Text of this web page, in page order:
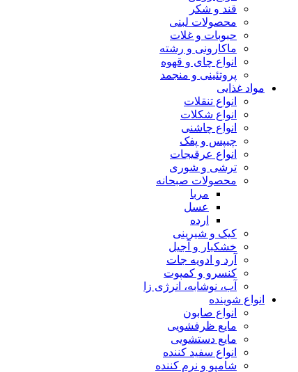
قند و شکر
محصولات لبنی
حبوبات و غلات
ماکارونی و رشته
انواع چای و قهوه
پروتئینی و منجمد
مواد غذایی
انواع تنقلات
انواع شکلات
انواع چاشنی
چیپس و پفک
انواع عرقیجات
ترشی و شوری
محصولات صبحانه
مربا
عسل
ارده
کیک و شیرینی
خشکبار و آجیل
آرد و ادویه جات
کنسرو و کمپوت
آب، نوشابه، انرژی زا
انواع شوینده
انواع صابون
مایع ظرفشویی
مایع دستشویی
انواع سفید کننده
شامپو و نرم کننده